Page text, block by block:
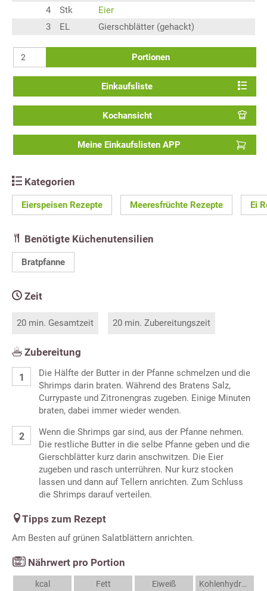
4
Stk
Eier
3
EL Gierschblätter (gehackt)
Portionen
Einkaufsliste
Kochansicht
Meine Einkaufslisten APP
Kategorien
Eierspeisen Rezepte Meeresfrüchte Rezepte Ei
Benötigte Küchenutensilien
Bratpfanne
Zeit
20 min. Gesamtzeit 20 min. Zubereitungszeit
Zubereitung
Die Hälfte der Butter in der Pfanne schmelzen und die
Shrimps darin braten. Während des Bratens Salz,
Currypaste und Zitronengras zugeben. Einige Minuten
braten, dabei immer wieder wenden.
Wenn die Shrimps gar sind, aus der Pfanne nehmen.
Die restliche Butter in die selbe Pfanne geben und die
Gierschblätter kurz darin anschwitzen. Die Eier
zugeben und rasch unterrühren. Nur kurz stocken
lassen und dann auf Tellern anrichten. Zum Schluss
die Shrimps darauf verteilen.
Tipps zum Rezept
Am Besten auf grünen Salatblättern anrichten.
Nährwert pro Portion
kcal Fett Eiweiß Kohlenhydrate